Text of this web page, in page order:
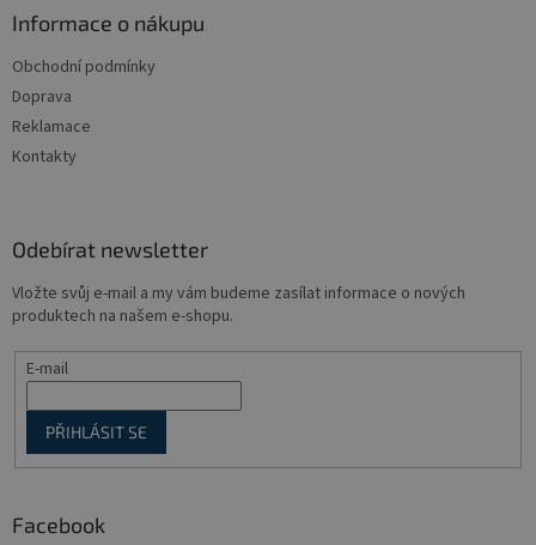
Informace o nákupu
Obchodní podmínky
Doprava
Reklamace
Kontakty
Odebírat newsletter
Vložte svůj e-mail a my vám budeme zasílat informace o nových
produktech na našem e-shopu.
E-mail
PŘIHLÁSIT SE
Facebook